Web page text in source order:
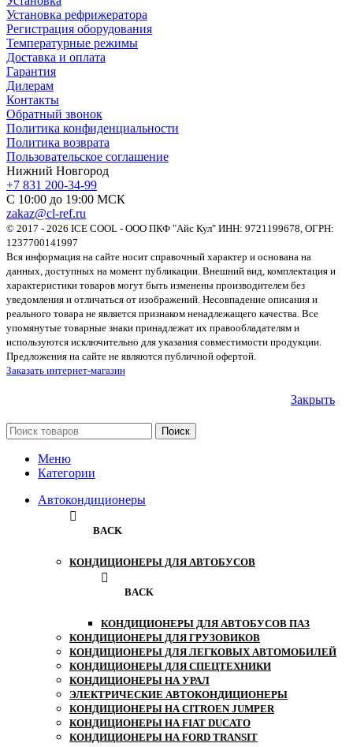
Установка рефрижератора
Регистрация оборудования
Температурные режимы
Доставка и оплата
Гарантия
Дилерам
Контакты
Обратный звонок
Политика конфиденциальности
Политика возврата
Пользовательское соглашение
Нижний Новгород
+7 831 200-34-99
С 10:00 до 19:00 МСК
zakaz@cl-ref.ru
© 2017 - 2026 ICE COOL - ООО ПКФ "Айс Кул" ИНН: 9721199678, ОГРН:
1237700141997
Вся информация на сайте носит справочный характер и основана на
данных, доступных на момент публикации. Внешний вид, комплектация и
характеристики товаров могут быть изменены производителем без
уведомления и отличаться от изображений. Несовпадение описания и
реального товара не является признаком ненадлежащего качества. Все
упомянутые товарные знаки принадлежат их правообладателям и
используются исключительно для указания совместимости продукции.
Предложения на сайте не являются публичной офертой.
Заказать интернет-магазин
Закрыть
Поиск
Меню
Категории
Автокондиционеры
BACK
КОНДИЦИОНЕРЫ ДЛЯ АВТОБУСОВ
BACK
КОНДИЦИОНЕРЫ ДЛЯ АВТОБУСОВ ПАЗ
КОНДИЦИОНЕРЫ ДЛЯ ГРУЗОВИКОВ
КОНДИЦИОНЕРЫ ДЛЯ ЛЕГКОВЫХ АВТОМОБИЛЕЙ
КОНДИЦИОНЕРЫ ДЛЯ СПЕЦТЕХНИКИ
КОНДИЦИОНЕРЫ НА УРАЛ
ЭЛЕКТРИЧЕСКИЕ АВТОКОНДИЦИОНЕРЫ
КОНДИЦИОНЕРЫ НА CITROEN JUMPER
КОНДИЦИОНЕРЫ НА FIAT DUCATO
КОНДИЦИОНЕРЫ НА FORD TRANSIT